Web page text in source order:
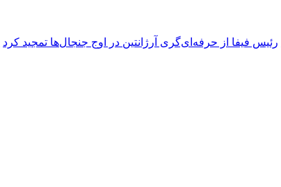
رئیس فیفا از حرفه‌ای‌گری آرژانتین در اوج جنجال‌ها تمجید کرد